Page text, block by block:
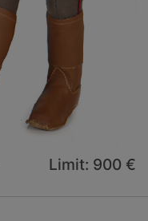
Limit: 900 €